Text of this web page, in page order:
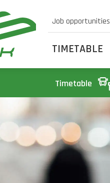
Job opportunities
TIMETABLE
Timetable